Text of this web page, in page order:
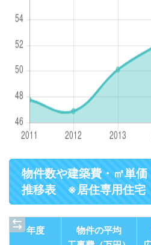
物件数や建築費・㎡単価
推移表 ※居住専用住宅
年度
物件の平均